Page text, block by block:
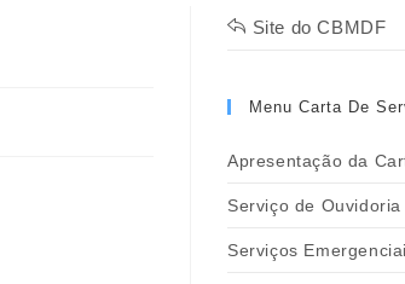
Site do CBMDF
Menu Carta De
Apresentação da
Serviço de Ouvidoria
Serviços